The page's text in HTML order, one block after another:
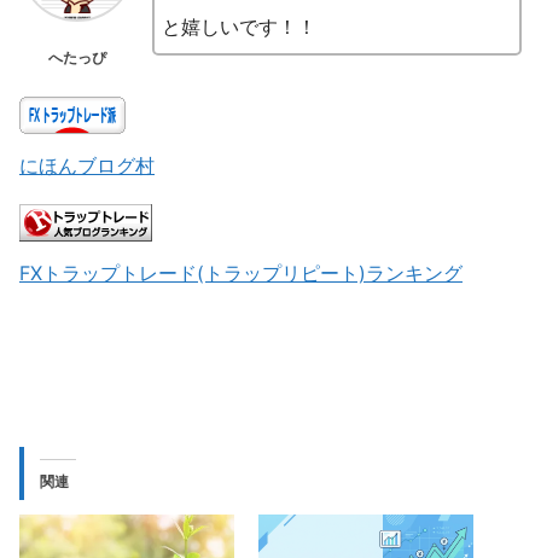
へたっぴ
と嬉しいです！！
にほんブログ村
FXトラップトレード(トラップリピート)ランキング
関連